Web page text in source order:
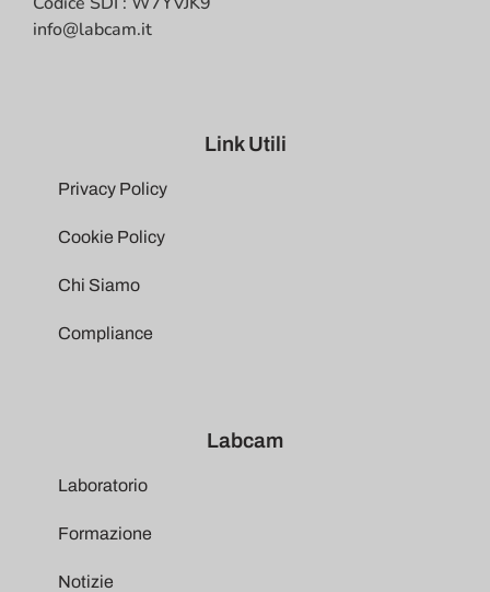
info@labcam.it
Link Utili
Privacy Policy
Cookie Policy
Chi Siamo
Compliance
Labcam
Laboratorio
Formazione
Notizie